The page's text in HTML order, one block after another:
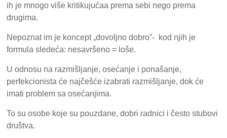
ih je mnogo više kritikujućaa prema sebi nego prema
drugima.
Nepoznat im je koncept „dovoljno dobro”- kod njih je
formula sledeća: nesavršeno = loše.
U odnosu na razmišljanje, osećanje i ponašanje,
perfekcionista će najčešće izabrati razmišljanje, dok će
imati problem sa osećanjima.
To su osobe koje su pouzdane, dobri radnici i često stubovi
društva.